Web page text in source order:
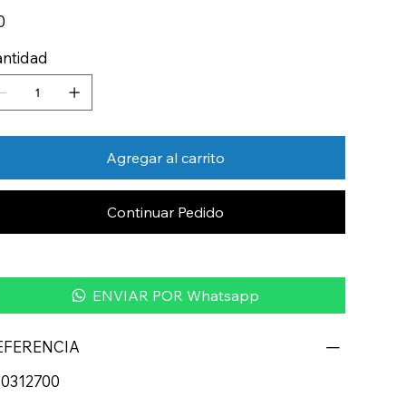
Agregar al carrito
Continuar Pedido
ENVIAR POR Whatsapp